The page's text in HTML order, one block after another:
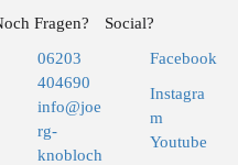
Fragen?
06203
404690
info@joe
rg-
knobloch
Social?
Facebook
Instagra
m
Youtube